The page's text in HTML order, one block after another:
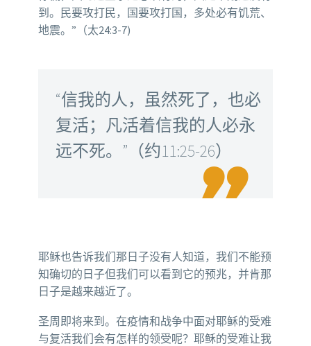
到。民要攻打民，国要攻打国，多处必有饥荒、
地震。”（太24:3-7)
“信我的人，虽然死了，也必
复活；凡活着信我的人必永
远不死。”（约11:25-26）

耶稣也告诉我们那日子没有人知道，我们不能预
知确切的日子但我们可以看到它的预兆，并肯那
日子是越来越近了。
圣周即将来到。在疫情和战争中面对耶稣的受难
与复活我们会有怎样的领受呢？耶稣的受难让我